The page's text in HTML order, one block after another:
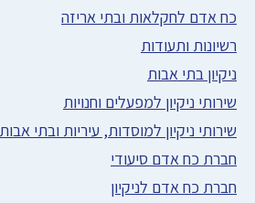
כח אדם לחקלאות ובתי אריזה
רשיונות ותעודות
ניקיון בתי אבות
שירותי ניקיון למפעלים וחנויות
שירותי ניקיון למוסדות, עיריות ובתי אבות
חברת כח אדם סיעודי
חברת כח אדם לניקיון